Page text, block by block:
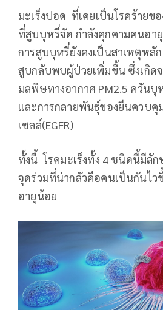
มะเร็งปอด ที่เคยเป็นโรคร้ายข
ที่สูบบุหรี่จัด กำลังคุกคามคนอา
การสูบบุหรี่ยังคงเป็นสาเหตุหลั
สูบกลับพบผู้ป่วยเพิ่มขึ้น ซึ่งเกิด
มลพิษทางอากาศ PM2.5 ควันบุ
และการกลายพันธุ์ของยีนควบคุ
เซลล์(EGFR)
ทั้งนี้ โรคมะเร็งทั้ง 4 ชนิดนี้มีลั
จุดร่วมที่น่ากลัวคือคนเป็นกันไว
อายุน้อย